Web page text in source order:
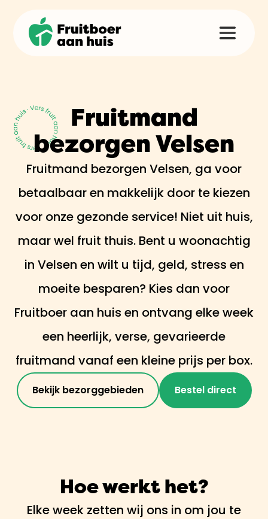
Fruitmand
bezorgen Velsen
Fruitmand bezorgen Velsen, ga voor
betaalbaar en makkelijk door te kiezen
voor onze gezonde service! Niet uit huis,
maar wel fruit thuis. Bent u woonachtig
in Velsen en wilt u tijd, geld, stress en
moeite besparen? Kies dan voor
Fruitboer aan huis en ontvang elke week
een heerlijk, verse, gevarieerde
fruitmand vanaf een kleine prijs per box.
Bekijk bezorggebieden Bestel direct
Hoe werkt het?
Elke week zetten wij ons in om jou te